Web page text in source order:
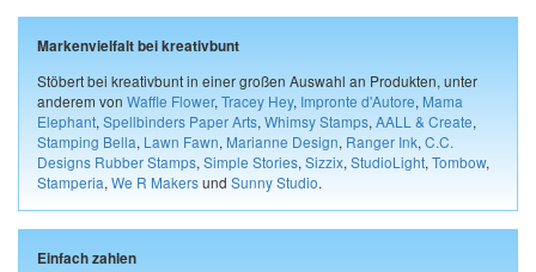
Markenvielfalt bei kreativbunt
Stöbert bei kreativbunt in einer großen Auswahl an Produkten, unter
anderem von Waffle Flower, Tracey Hey, Impronte d'Autore, Mama
Elephant, Spellbinders Paper Arts, Whimsy Stamps, AALL & Create,
Stamping Bella, Lawn Fawn, Marianne Design, Ranger Ink, C.C.
Designs Rubber Stamps, Simple Stories, Sizzix, StudioLight, Tombow,
Stamperia, We R Makersund Sunny Studio.
Einfach zahlen